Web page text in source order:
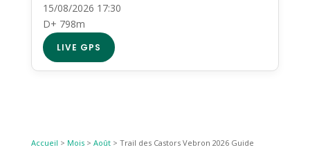
15/08/2026 17:30
D+ 798m
LIVE GPS
Accueil > Mois> Août> Trail des Castors Vebron 2026 Guide